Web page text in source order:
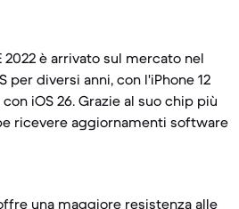
2022 è arrivato sul mercato nel
diversi anni, con l'iPhone 12
iOS 26. Grazie al suo chip più
ricevere aggiornamenti software
una maggiore resistenza alle